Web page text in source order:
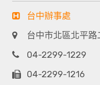
台中辦事處
台中市北區北平
04-2299-1229
04-2299-1216